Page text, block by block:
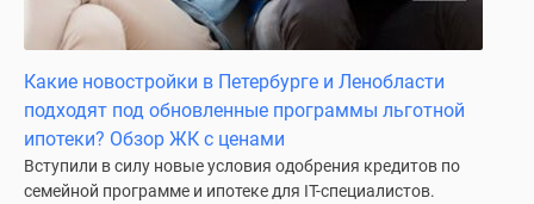
Какие новостройки в Петербурге и Ленобласти
подходят под обновленные программы льготной
ипотеки? Обзор ЖК с ценами
Вступили в силу новые условия одобрения кредитов по
семейной программе и ипотеке для IT-специалистов.